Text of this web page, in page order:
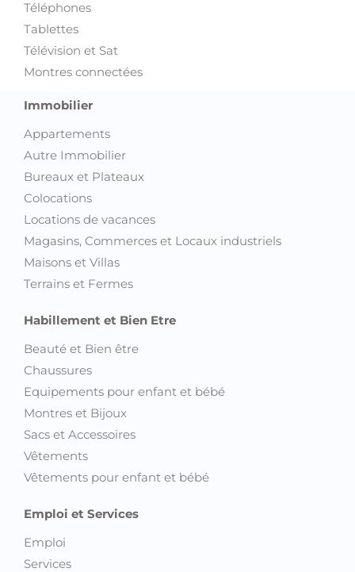
Téléphones
Tablettes
Télévision et Sat
Montres connectées
Immobilier
Appartements
Autre Immobilier
Bureaux et Plateaux
Colocations
Locations de vacances
Magasins, Commerces et Locaux industriels
Maisons et Villas
Terrains et Fermes
Habillement et Bien Etre
Beauté et Bien être
Chaussures
Equipements pour enfant et bébé
Montres et Bijoux
Sacs et Accessoires
Vêtements
Vêtements pour enfant et bébé
Emploi et Services
Emploi
Services